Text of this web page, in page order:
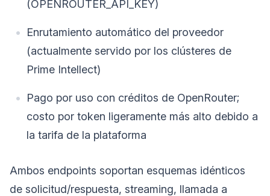
(OPENROUTER_API_KEY)
Enrutamiento automático del proveedor
(actualmente servido por los clústeres de
Prime Intellect)
Pago por uso con créditos de OpenRouter;
costo por token ligeramente más alto debido a
la tarifa de la plataforma
Ambos endpoints soportan esquemas idénticos
de solicitud/respuesta, streaming, llamada a